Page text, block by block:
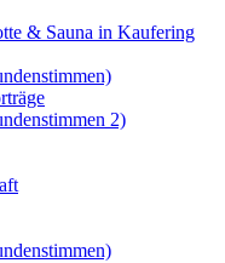
& Sauna in Kaufering
2)